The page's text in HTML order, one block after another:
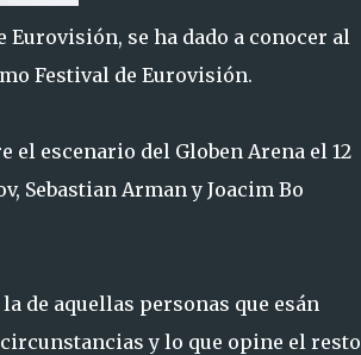
Eurovisión, se ha dado a conocer al
Festival de Eurovisión.
el escenario del Globen Arena el 12
Sebastian Arman y Joacim Bo
de aquellas personas que esán
y lo que opine el resto